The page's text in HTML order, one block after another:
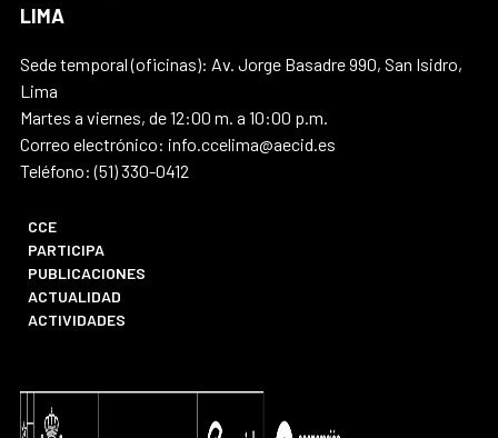
LIMA
Sede temporal (oficinas): Av. Jorge Basadre 990, San Isidro,
Lima
Martes a viernes, de 12:00 m. a 10:00 p.m.
Correo electrónico: info.ccelima@aecid.es
Teléfono: (51) 330-0412
CCE
PARTICIPA
PUBLICACIONES
ACTUALIDAD
ACTIVIDADES